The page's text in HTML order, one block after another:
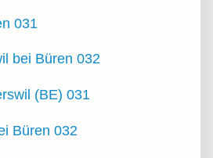
031
bei Büren 032
(BE) 031
Büren 032